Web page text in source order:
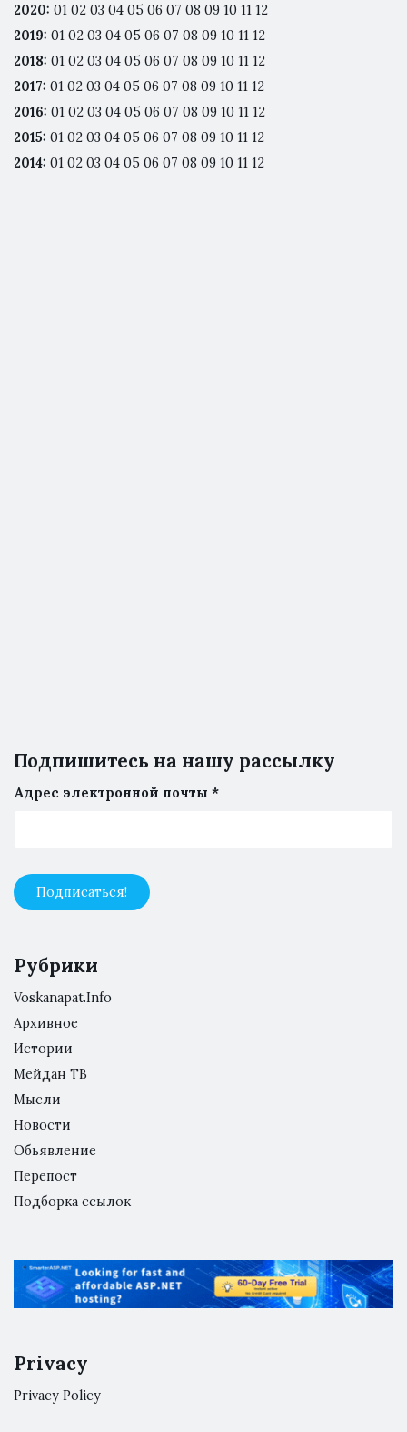
2020: 01 02 03 04 05 06 07 08 09 10 11 12
2019: 01 02 03 04 05 06 07 08 09 10 11 12
2018: 01 02 03 04 05 06 07 08 09 10 11 12
2017: 01 02 03 04 05 06 07 08 09 10 11 12
2016: 01 02 03 04 05 06 07 08 09 10 11 12
2015: 01 02 03 04 05 06 07 08 09 10 11 12
2014: 01 02 03 04 05 06 07 08 09 10 11 12
Подпишитесь на нашу рассылку
Адрес электронной почты *
Рубрики
Voskanapat.Info
Архивное
Истории
Мейдан ТВ
Мысли
Новости
Обьявление
Перепост
Подборка ссылок
Privacy
Privacy Policy